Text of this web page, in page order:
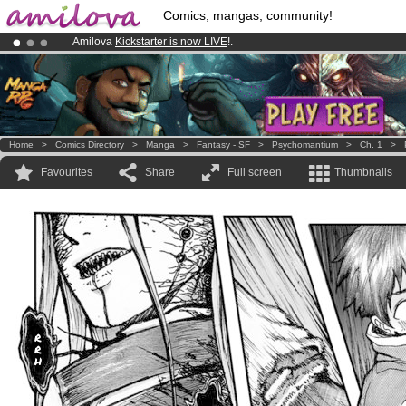
Comics, mangas, community!
Amilova Kickstarter is now LIVE!.
Premium membership from3.95 eurosper month !Get membership
Already 134393membersand 1208 comics & mangas!.
Home > Comics Directory > Manga > Fantasy - SF > Psychomantium > Ch. 1 >
Favourites Share Full screen Thumbnails
r
r
h